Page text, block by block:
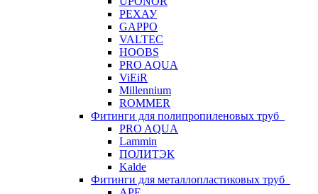
РЕХАУ
GAPPO
VALTEC
HOOBS
PRO AQUA
ViEiR
Millennium
ROMMER
Фитинги для полипропиленовых труб
PRO AQUA
Lammin
ПОЛИТЭК
Kalde
Фитинги для металлопластиковых труб